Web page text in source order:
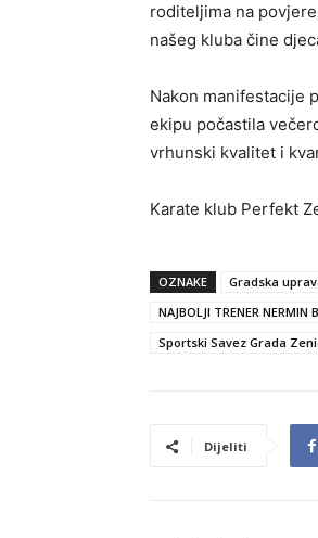
roditeljima na
našeg kluba čine
Nakon manifestacije
ekipu počastila
vrhunski kvalitet i
Karate klub Perfekt
OZNAKE Gradska
NAJBOLJI TRENER NERMIN
Sportski Savez Grada
Dijeliti